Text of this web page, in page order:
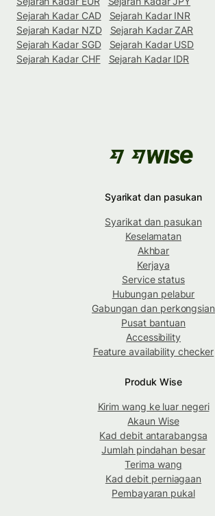
Sejarah Kadar CAD
Sejarah Kadar INR
Sejarah Kadar NZD
Sejarah Kadar ZAR
Sejarah Kadar SGD
Sejarah Kadar USD
Sejarah Kadar CHF
Sejarah Kadar IDR
Syarikat dan pasukan
Syarikat dan pasukan
Keselamatan
Akhbar
Kerjaya
Service status
Hubungan pelabur
Gabungan dan perkongsian
Pusat bantuan
Accessibility
Feature availability checker
Produk Wise
Kirim wang ke luar negeri
Akaun Wise
Kad debit antarabangsa
Jumlah pindahan besar
Terima wang
Kad debit perniagaan
Pembayaran pukal